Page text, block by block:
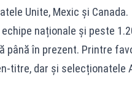
Unite, Mexic și Canada.
naționale și peste
până în prezent. Printre
titre, dar și selecționatele